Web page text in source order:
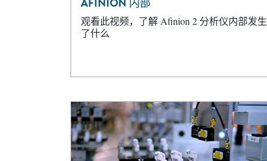
观看此视频，了解 Afinion 2 分析仪内部发生
了什么